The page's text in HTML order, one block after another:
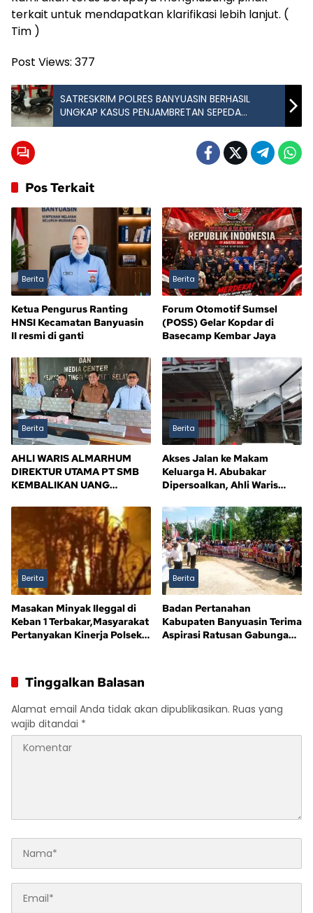
terkait untuk mendapatkan klarifikasi lebih lanjut. (
Tim )
Post Views: 377
SATRESKRIM POLRES BANYUASIN BERHASIL
UNGKAP KASUS PENJAMBRETAN SEPEDA
MOTOR
Pos Terkait
Berita
Ketua Pengurus Ranting
HNSI Kecamatan Banyuasin
II resmi di ganti
Berita
Forum Otomotif Sumsel
(POSS) Gelar Kopdar di
Basecamp Kembar Jaya
Berita
AHLI WARIS ALMARHUM
DIREKTUR UTAMA PT SMB
KEMBALIKAN UANG
MILIAR, SISA Rp116,7 MILIAR
Berita
Akses Jalan ke Makam
Keluarga H. Abubakar
Dipersoalkan, Ahli Waris
Berita
Masakan Minyak Ileggal di
Keban 1 Terbakar,Masyarakat
Pertanyakan Kinerja Polsek
Berita
Badan Pertanahan
Kabupaten Banyuasin Terima
Aspirasi Ratusan Gabungan
Tinggalkan Balasan
Alamat email Anda tidak akan dipublikasikan. Ruas yang
wajib ditandai *